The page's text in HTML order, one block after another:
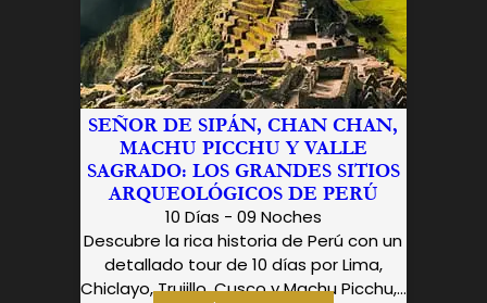
SEÑOR DE SIPÁN, CHAN CHAN,
MACHU PICCHU Y VALLE
SAGRADO: LOS GRANDES SITIOS
ARQUEOLÓGICOS DE PERÚ
10 Días - 09 Noches
Descubre la rica historia de Perú con un
detallado tour de 10 días por Lima,
Chiclayo, Trujillo, Cusco y Machu Picchu,...